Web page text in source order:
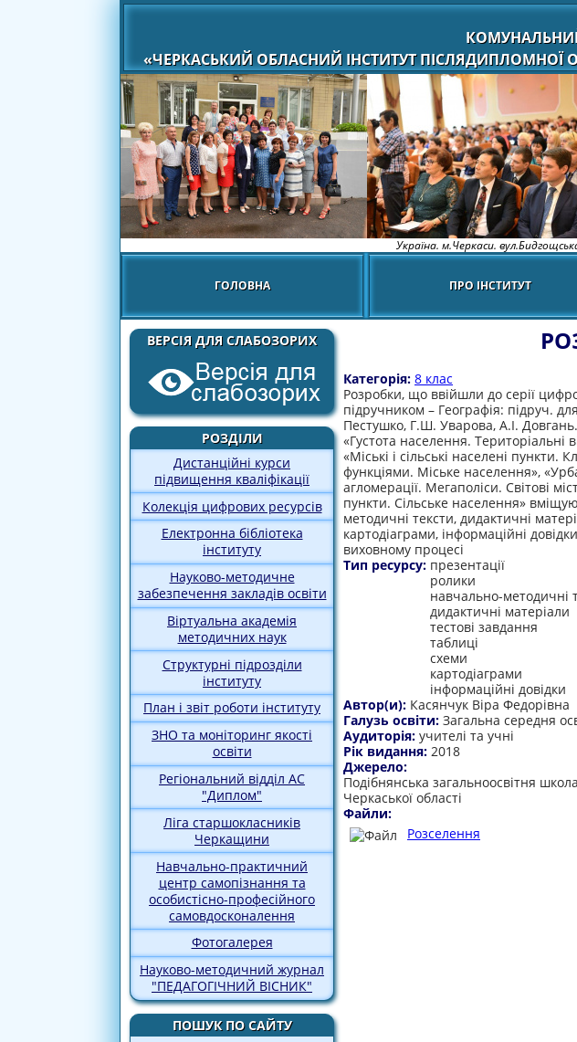
«ЧЕРКАСЬКИЙ ОБЛАСНИЙ ІНСТИТУТ ПІСЛЯДИПЛОМНОЇ
Україна. м.Черкаси.
ГОЛОВНА ПРО ІНСТИТУТ
ВЕРСІЯ ДЛЯ СЛАБОЗОРИХ
РОЗДІЛИ
Дистанційні курси
підвищення кваліфікації
Колекція цифрових ресурсів
Електронна бібліотека
інституту
Науково-методичне
забезпечення закладів освіти
Віртуальна академія
методичних наук
Структурні підрозділи
інституту
План і звіт роботи інституту
ЗНО та моніторинг якості
освіти
Регіональний відділ АС
"Диплом"
Ліга старшокласників
Черкащини
Навчально-практичний
центр самопізнання та
особистісно-професійного
самовдосконалення
Фотогалерея
Науково-методичний журнал
"ПЕДАГОГІЧНИЙ ВІСНИК"
ПОШУК ПО САЙТУ
Категорія: 8 клас
Розробки, що ввійшли до серії
підручником – Географія: підруч.
Пестушко, Г.Ш. Уварова, А.І.
«Густота населення. Територіальні
«Міські і сільські населені пункти.
функціями. Міське населення»,
агломерації. Мегаполіси. Світові
пункти. Сільське населення»
методичні тексти, дидактичні
картодіаграми, інформаційні
виховному процесі
Тип ресурсу: презентації
ролики
навчально-методичні
дидактичні матеріали
тестові завдання
таблиці
схеми
картодіаграми
інформаційні довідки
Автор(и): Касянчук Віра Федорівна
Галузь освіти: Загальна середня
Аудиторія: учителі та учні
Рік видання: 2018
Джерело:
Подібнянська загальноосвітня
Черкаської області
Файли:
Розселення